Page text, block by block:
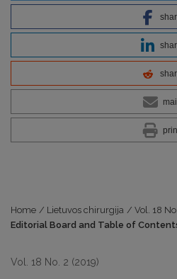
mail
Home / Lietuvos chirurgija / Vol. 18
Editorial Board and Table of
Vol. 18 No. 2 (2019)